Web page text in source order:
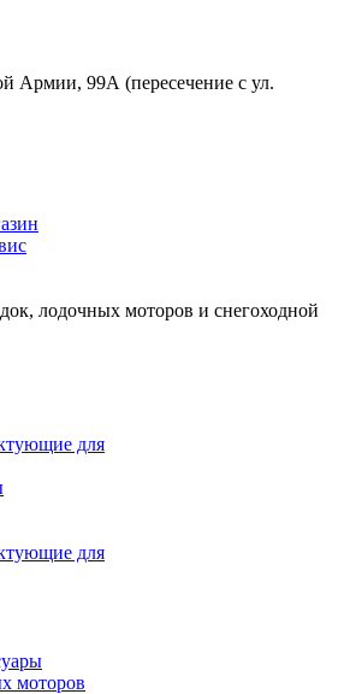
Армии, 99А (пересечение с ул.
лодочных моторов и снегоходной
для
для
моторов